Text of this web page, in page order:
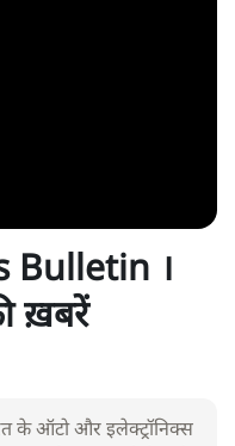
Bulletin ।
ख़बरें
के ऑटो और इलेक्ट्रॉनिक्स